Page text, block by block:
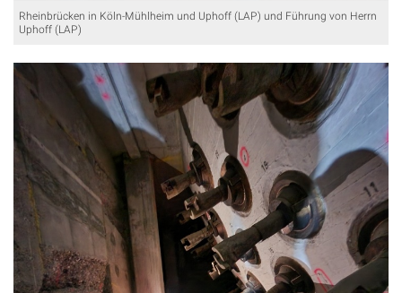
Rheinbrücken in Köln-Mühlheim und Uphoff (LAP) und Führung von Herrn
Uphoff (LAP)